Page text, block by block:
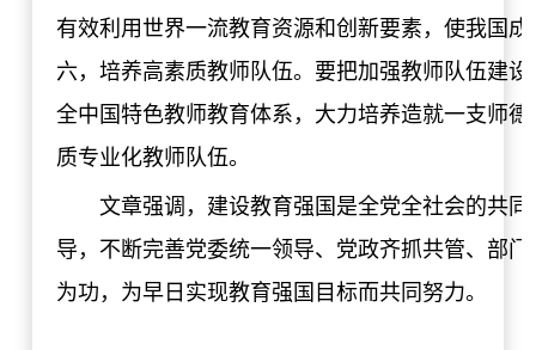
有效利用世界一流教育资源和创新要素，使我国
六，培养高素质教师队伍。要把加强教师队伍建
全中国特色教师教育体系，大力培养造就一支师
质专业化教师队伍。
文章强调，建设教育强国是全党全社会的共
导，不断完善党委统一领导、党政齐抓共管、部
为功，为早日实现教育强国目标而共同努力。